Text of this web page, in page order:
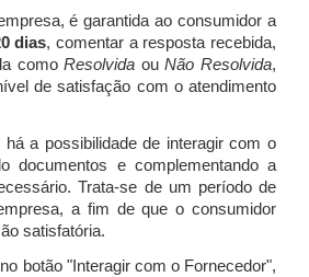
é garantida ao consumidor a
dias, comentar a resposta recebida,
comoResolvida ouNão Resolvida,
de satisfação com o atendimento
há a possibilidade de interagir com o
documentos e complementando a
Trata-se de um período de
a fim de que o consumidor
satisfatória.
botão "Interagir com o Fornecedor",